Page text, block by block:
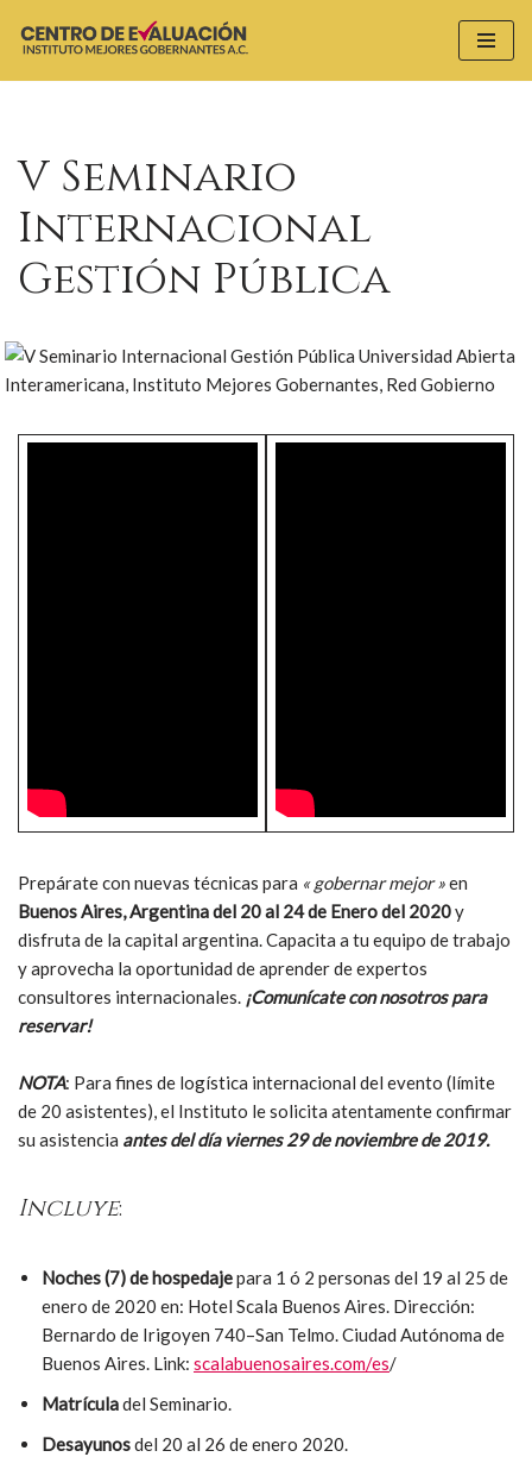
V Seminario
Internacional
Gestión Pública
Prepárate con nuevas técnicas para « gobernar mejor »en
Buenos Aires, Argentina del 20 al 24 de Enero del 2020y
disfruta de la capital argentina. Capacita a tu equipo de trabajo
y aprovecha la oportunidad de aprender de expertos
consultores internacionales. ¡Comunícate con nosotros para
reservar!
NOTA: Para fines de logística internacional del evento (límite
de 20 asistentes), el Instituto le solicita atentamente confirmar
su asistencia antes del día viernes 29 de noviembre de 2019.
Incluye:
Noches (7) de hospedajepara 1 ó 2 personas del 19 al 25 de
enero de 2020 en: Hotel Scala Buenos Aires. Dirección:
Bernardo de Irigoyen 740–San Telmo. Ciudad Autónoma de
Buenos Aires. Link: scalabuenosaires.com/es/
Matrículadel Seminario.
Desayunosdel 20 al 26 de enero 2020.